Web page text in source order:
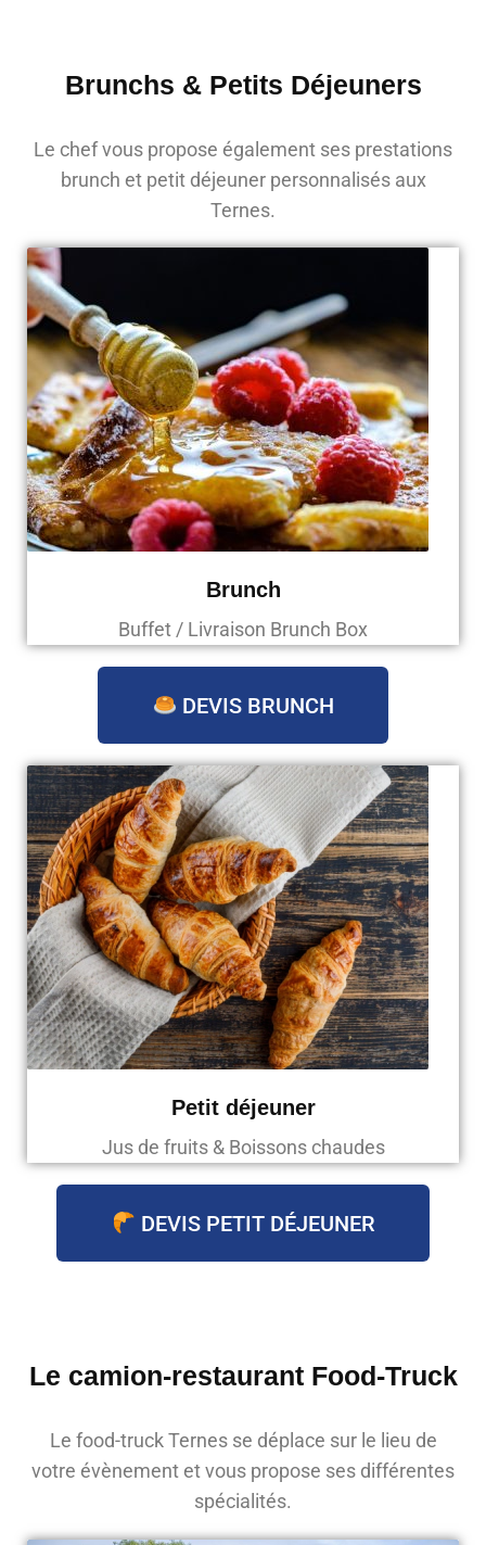
Brunchs & Petits Déjeuners
Le chef vous propose également ses prestations
brunch et petit déjeuner personnalisés aux
Ternes.
Brunch
Buffet / Livraison Brunch Box
DEVIS BRUNCH
Petit déjeuner
Jus de fruits & Boissons chaudes
DEVIS PETIT DÉJEUNER
Le camion-restaurant Food-Truck
Le food-truck Ternes se déplace sur le lieu de
votre évènement et vous propose ses différentes
spécialités.